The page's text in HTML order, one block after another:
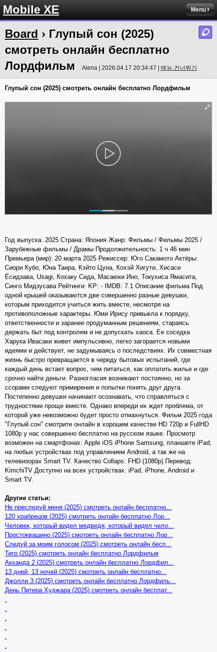
Mobile XE Menu
Board › Глупый сон (2025)
смотреть онлайн бесплатно
Лордфильм
Alena | 2026.04.17 20:34:47 | 메뉴 건너뛰기
Глупый сон (2025) смотреть онлайн бесплатно Лордфильм
Год выпуска: 2025 Страна: Япония Жанр: Фильмы / Фильмы 2025 /
Зарубежные фильмы / Драмы Продолжительность: 1 ч 46 мин
Премьера (мир): 20 марта 2025 Режиссер: Юго Сакамото Актёры:
Сиори Кубо, Юна Таира, Кэйто Цуна, Кохэй Хигути, Хисаси
Ёсидзава, Usagi, Кохаку Сида, Масаюки Ино, Токухиса Ямасита,
Синго Мидзусава Рейтинги: KP: - IMDB: 7.1 Описание фильма Под
одной крышей оказываются две совершенно разные девушки,
которым приходится учиться жить вместе, несмотря на
противоположные характеры. Юми Ирису привыкла к порядку,
ответственности и заранее продуманным решениям, стараясь
держать быт под контролем и не допускать хаоса. Ее соседка
Харука Ивасаки живет импульсивно, легко загорается новыми
идеями и действует, не задумываясь о последствиях. Их совместная
жизнь быстро превращается в череду бытовых испытаний, где
каждый день встает вопрос, чем питаться, как оплатить жилье и где
срочно найти деньги. Разногласия возникают постоянно, но за
ссорами следуют примирения и попытки понять друг друга.
Постепенно девушки начинают осознавать, что справляться с
трудностями проще вместе. Однако впереди их ждет проблема, от
которой уже невозможно будет просто отмахнуться. Фильм 2025 года
"Глупый сон" смотрите онлайн в хорошем качестве HD 720p и FullHD
1080p у нас совершенно бесплатно на русском языке. Просмотр
возможен на смартфонах: Apple iOS iPhone Samsung, планшете iPad,
на любых устройствах под управлением Android, а так же на
телевизорах Smart TV. Качество Collaps: FHD (1080p) Перевод:
KimchiTV Доступно на всех устройствах: iPad, iPhone, Android и
Smart TV.
Другие статьи:
Не преследуй меня (2025) смотреть онлайн бесплатно...
120 храбрецов (2025) смотреть онлайн бесплатно Лор...
Человек, который видел медведя, который видел чело...
Простоквашино (2025) смотреть онлайн бесплатно Лор...
Следуй за моим голосом (2025) смотреть онлайн бесп...
Тигр (2025) смотреть онлайн бесплатно Лордфильм
Акханда 2 (2025) смотреть онлайн бесплатно Лордфил...
13 дней, 13 ночей (2025) смотреть онлайн бесплатно...
Джолли 3 (2025) смотреть онлайн бесплатно Лордфиль...
День Питера Худжара (2025) смотреть онлайн бесплат...
.
.
.
.
.
.